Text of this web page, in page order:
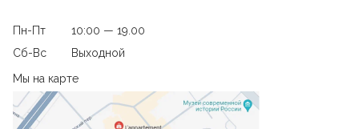
Пн-Пт
10:00 — 19.00
Сб-Вс
Выходной
Мы на карте